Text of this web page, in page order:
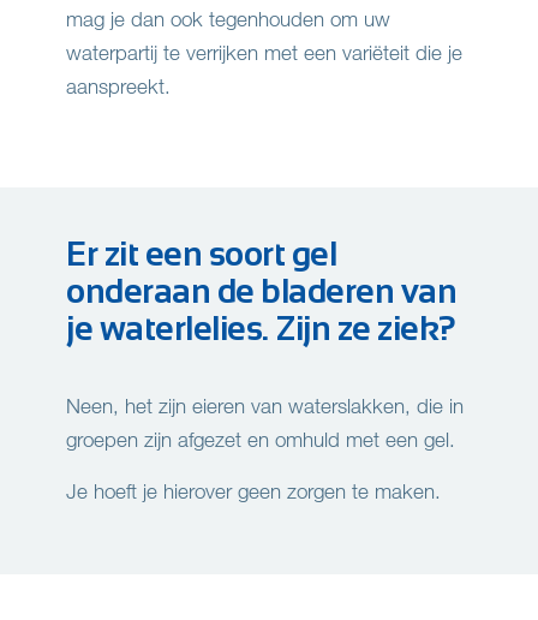
mag je dan ook tegenhouden om uw
waterpartij te verrijken met een variëteit die je
aanspreekt.
Er zit een soort gel
onderaan de bladeren van
je waterlelies. Zijn ze ziek?
Neen, het zijn eieren van waterslakken, die in
groepen zijn afgezet en omhuld met een gel.
Je hoeft je hierover geen zorgen te maken.